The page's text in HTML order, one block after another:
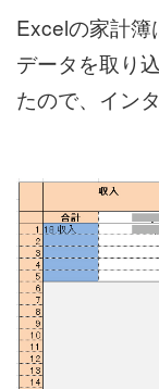
Excelの家計簿
データを取り
たので、イン